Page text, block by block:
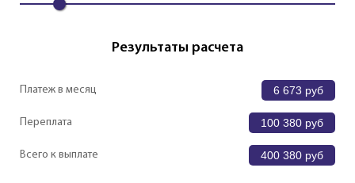
Результаты расчета
Платеж в месяц 6 673 руб
Переплата 100 380 руб
Всего к выплате 400 380 руб